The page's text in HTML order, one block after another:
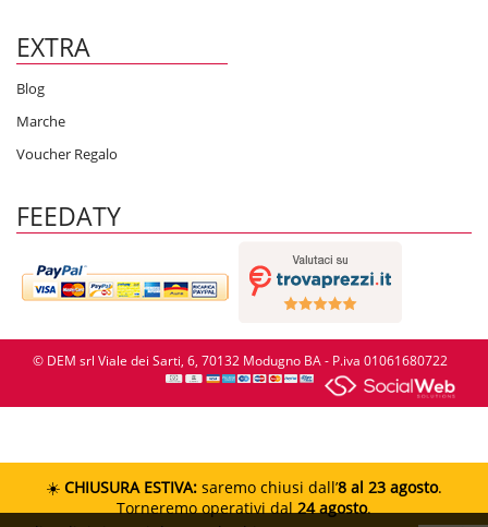
EXTRA
Blog
Marche
Voucher Regalo
FEEDATY
© DEM srl Viale dei Sarti, 6, 70132 Modugno BA - P.iva 01061680722
☀️ CHIUSURA ESTIVA: saremo chiusi dall’8 al 23 agosto.
Torneremo operativi dal24 agosto.